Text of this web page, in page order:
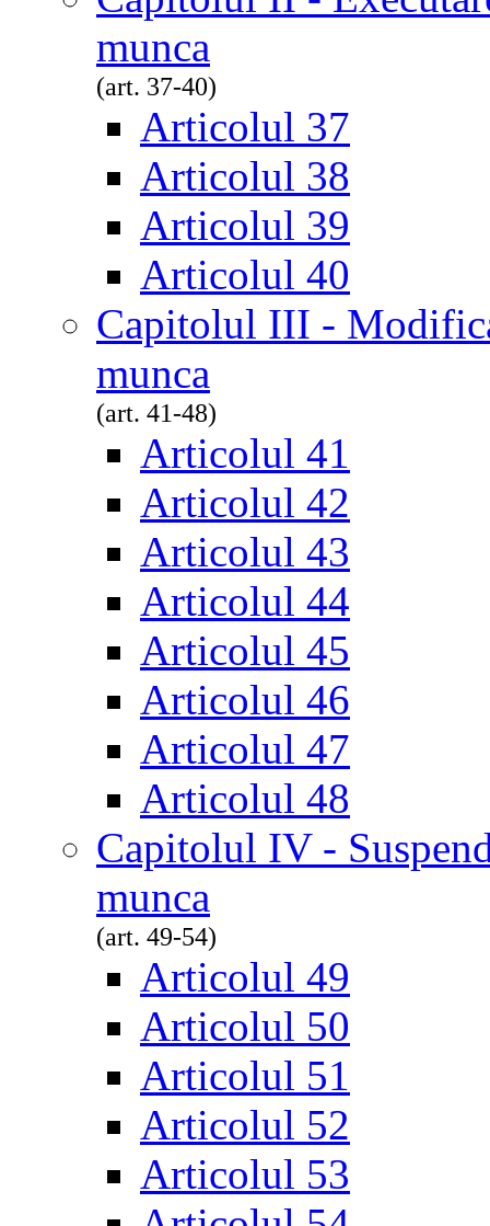
munca
(art. 37-40)
Articolul 37
Articolul 38
Articolul 39
Articolul 40
Capitolul III -
munca
(art. 41-48)
Articolul 41
Articolul 42
Articolul 43
Articolul 44
Articolul 45
Articolul 46
Articolul 47
Articolul 48
Capitolul IV -
munca
(art. 49-54)
Articolul 49
Articolul 50
Articolul 51
Articolul 52
Articolul 53